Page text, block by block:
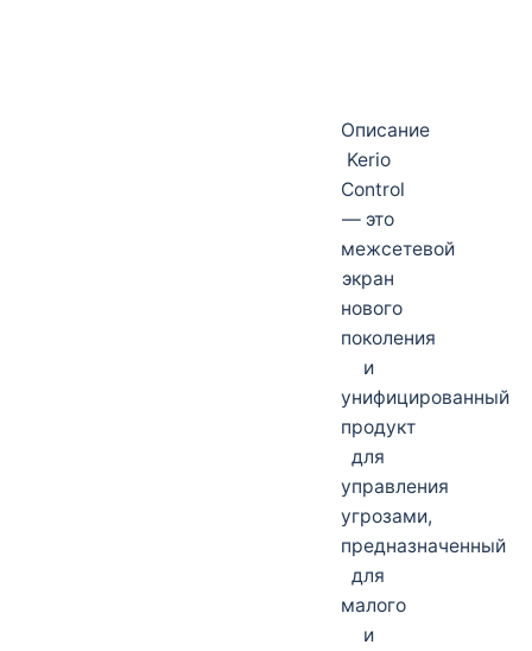
Описание
Kerio
Control
— это
межсетевой
экран
нового
поколения
и
унифицированный
продукт
для
управления
угрозами,
предназначенный
для
малого
и